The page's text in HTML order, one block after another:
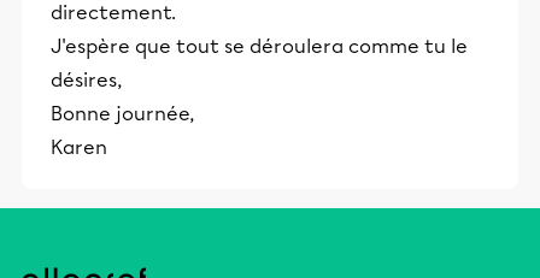
directement.
J'espère que tout se déroulera comme tu le
désires,
Bonne journée,
Karen